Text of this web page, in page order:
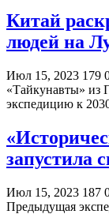
Китай
людей на
Июл 15, 2023 179
«Тайкунавты» из
экспедицию к
запустила
Июл 15, 2023 187
Предыдущая